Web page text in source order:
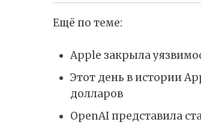
Ещё по теме:
Apple закрыла
Этот день в истории
долларов
OpenAI представила